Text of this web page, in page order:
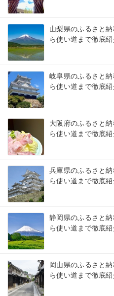
山梨県のふるさと
ら使い道まで徹底紹
岐阜県のふるさと
ら使い道まで徹底紹
大阪府のふるさと
ら使い道まで徹底紹
兵庫県のふるさと
ら使い道まで徹底紹
静岡県のふるさと
ら使い道まで徹底紹
岡山県のふるさと
ら使い道まで徹底紹